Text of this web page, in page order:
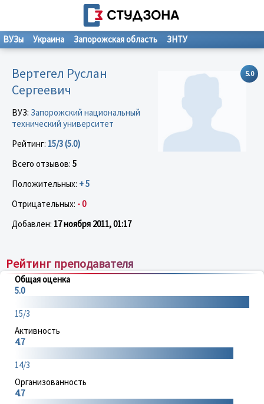
ВУЗы Украина Запорожская область ЗНТУ
5.0
Вертегел Руслан
Сергеевич
ВУЗ: Запорожский национальный
технический университет
Рейтинг: 15/3 (5.0)
Всего отзывов: 5
Положительных: + 5
Отрицательных: - 0
Добавлен: 17 ноября 2011, 01:17
Рейтинг преподавателя
Общая оценка
5.0
15/3
Активность
4.7
14/3
Организованность
4.7